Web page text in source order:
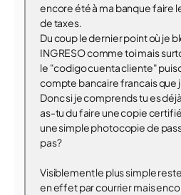
encore été à ma banque faire
de taxes.
Du coup le dernier point où je
INGRESO comme toi mais
le "codigo cuenta cliente"
compte bancaire francais que
Donc si je comprends tu es
as-tu du faire une copie
une simple photocopie de
pas?
Visiblement le plus simple
en effet par courrier mais